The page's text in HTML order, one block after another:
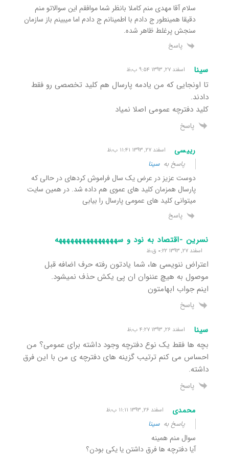
سلام آقا مهدی منم کاملا بانظر شما موافقم این سوالاتو منم
دقیقا همینطور ج دادم با اطمینانم ج دادم اما میبینم باز سازمان
سنجش پرغلط ظاهر شده.
پاسخ
سینا اسفند ۲۷, ۱۳۹۳ ۹:۵۴ ب٫ظ
تا اونجایی که من یادمه پارسال هم کلید تخصصی رو فقط
دادند.
کلید دفترچه عمومی اصلا نمیاد
پاسخ
رییسی اسفند ۲۷, ۱۳۹۳ ۱۱:۴۱ ب٫ظ
پاسخ بهسینا
دوست عزیز در عرض یک سال فراموش کردهای در حالی که
پارسال همزمان کلید های عموی هم داده شد. در همین سایت
میتوانی کلید های عمومی پارسال را بیابی
پاسخ
نسرین -اقتصاد به نود و سهههههههههههههههه
اسفند ۲۷, ۱۳۹۳ ۰:۲۲ ق٫ظ
اعتراض ننویسی ها، شما یادتون رفته حرف اضافه قبل
موصول به هیچ عننوان ان پی یکش حذف نمیشود.
اینم جواب ابهامتون
پاسخ
سینا اسفند ۲۶, ۱۳۹۳ ۴:۲۷ ب٫ظ
بچه ها فقط یک نوع دفترچه وجود داشته برای عمومی؟ من
احساس می کنم ترتیب گزینه های دفترچه ی من با این فرق
داشته.
پاسخ
محمدی اسفند ۲۶, ۱۳۹۳ ۱۱:۱۱ ب٫ظ
پاسخ بهسینا
سوال منم همینه
آیا دفترچه ها فرق داشتن یا یکی بودن؟